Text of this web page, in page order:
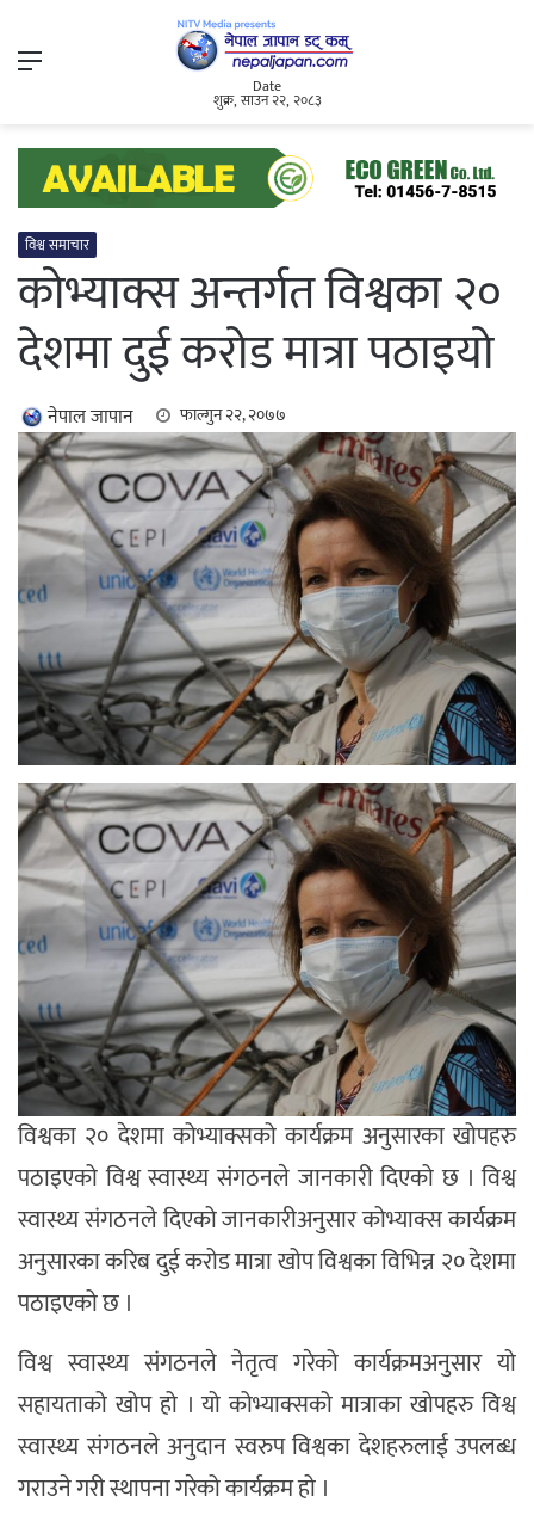
Menu
Date
शुक्र, साउन २२, २०८३
विश्व समाचार
कोभ्याक्स अन्तर्गत विश्वका २०
देशमा दुई करोड मात्रा पठाइयो
नेपाल जापान फाल्गुन २२, २०७७
विश्वका २० देशमा कोभ्याक्सको कार्यक्रम अनुसारका खोपहरु
पठाइएको विश्व स्वास्थ्य संगठनले जानकारी दिएको छ । विश्व
स्वास्थ्य संगठनले दिएको जानकारीअनुसार कोभ्याक्स कार्यक्रम
अनुसारका करिब दुई करोड मात्रा खोप विश्वका विभिन्न २० देशमा
पठाइएको छ ।
विश्व स्वास्थ्य संगठनले नेतृत्व गरेको कार्यक्रमअनुसार यो
सहायताको खोप हो । यो कोभ्याक्सको मात्राका खोपहरु विश्व
स्वास्थ्य संगठनले अनुदान स्वरुप विश्वका देशहरुलाई उपलब्ध
गराउने गरी स्थापना गरेको कार्यक्रम हो ।